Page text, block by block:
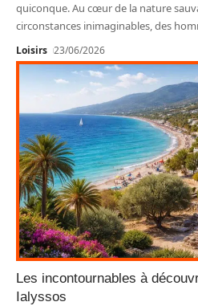
quiconque. Au cœur de la nature
circonstances inimaginables, des
Loisirs 23/06/2026
Les incontournables à
Ialyssos